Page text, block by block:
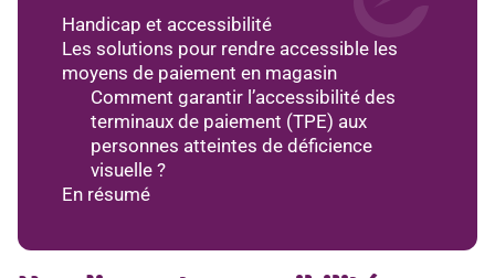
Handicap et accessibilité
Les solutions pour rendre accessible les
moyens de paiement en magasin
Comment garantir l’accessibilité des
terminaux de paiement (TPE) aux
personnes atteintes de déficience
visuelle ?
En résumé